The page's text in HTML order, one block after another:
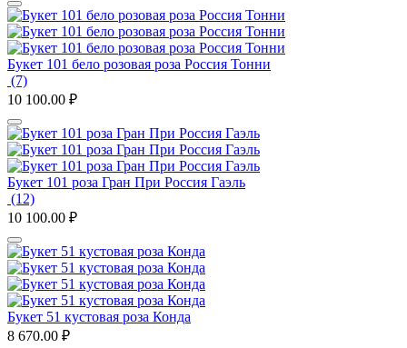
Букет 101 бело розовая роза Россия Тонни
(7)
10 100.00 ₽
Букет 101 роза Гран При Россия Гаэль
(12)
10 100.00 ₽
Букет 51 кустовая роза Конда
8 670.00 ₽